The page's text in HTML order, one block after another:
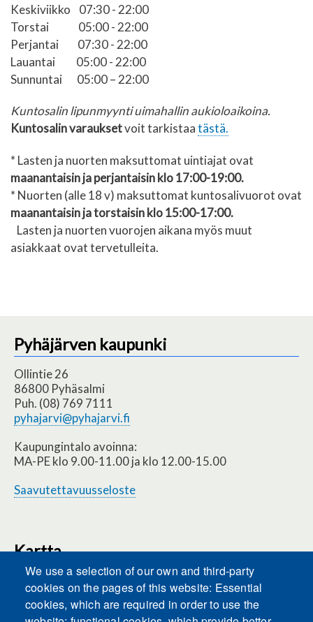
Keskiviikko
07:30 - 22:00
Torstai
05:00 - 22:00
Perjantai
07:30 - 22:00
Lauantai
05:00 - 22:00
Sunnuntai
05:00 – 22:00
Kuntosalin lipunmyynti uimahallin aukioloaikoina.
Kuntosalin varauksetvoit tarkistaatästä.
* Lasten ja nuorten maksuttomat uintiajat ovat
maanantaisin ja perjantaisin klo 17:00-19:00.
* Nuorten (alle 18 v) maksuttomat kuntosalivuorot ovat
maanantaisin ja torstaisin klo 15:00-17:00.
Lasten ja nuortenvuorojen aikana myös muut
asiakkaat ovat tervetulleita.
Pyhäjärven kaupunki
Ollintie 26
86800 Pyhäsalmi
Puh. (08) 769 7111
pyhajarvi@pyhajarvi.fi
Kaupungintalo avoinna:
MA-PE klo 9.00-11.00 ja klo 12.00-15.00
Saavutettavuusseloste
Kartta
This content is blocked because Embeds
We use a selection of our own and third-party
cookies on the pages of this website: Essential
cookies, which are required in order to use the